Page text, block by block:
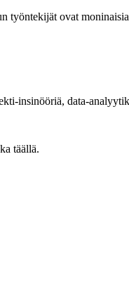
työntekijät ovat
insinööriä, data-
täällä.